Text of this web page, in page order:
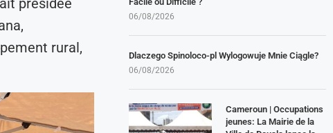
présidée
rural,
06/08/2026
Dlaczego Spinoloco-pl Wylogowuje Mnie Ciągle?
06/08/2026
Cameroun | Occupations
jeunes: La Mairie de la